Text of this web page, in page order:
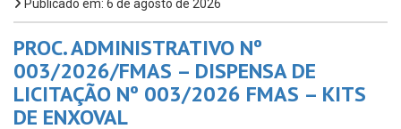
Publicado em: 6 de agosto de 2026
PROC. ADMINISTRATIVO Nº
003/2026/FMAS – DISPENSA DE
LICITAÇÃO Nº 003/2026 FMAS – KITS
DE ENXOVAL